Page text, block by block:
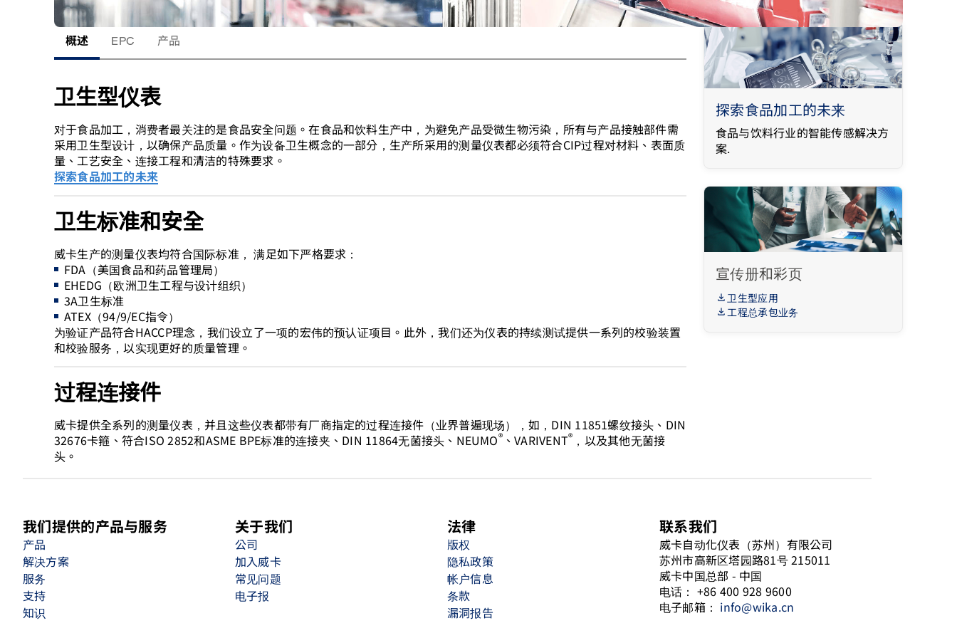
概述 EPC 产品
卫生型仪表
对于食品加工，消费者最关注的是食品安全问题。在食品和饮料生产中，为避免产品受微生物污染，所有与产品接触部件需
采用卫生型设计，以确保产品质量。作为设备卫生概念的一部分，生产所采用的测量仪表都必须符合CIP过程对材料、表面质
量、工艺安全、连接工程和清洁的特殊要求。
探索食品加工的未来
卫生标准和安全
威卡生产的测量仪表均符合国际标准， 满足如下严格要求：
FDA（美国食品和药品管理局）
EHEDG（欧洲卫生工程与设计组织）
3A卫生标准
ATEX（94/9/EC指令）
为验证产品符合HACCP理念，我们设立了一项的宏伟的预认证项目。此外，我们还为仪表的持续测试提供一系列的校验装置
和校验服务，以实现更好的质量管理。
过程连接件
威卡提供全系列的测量仪表，并且这些仪表都带有厂商指定的过程连接件（业界普遍现场），如，DIN 11851螺纹接头、DIN
32676卡箍、符合ISO 2852和ASME BPE标准的连接夹、DIN 11864无菌接头、NEUMO®、VARIVENT® ，以及其他无菌接
头。
探索食品加工的未来
食品与饮料行业的智能传感解决方
案.
宣传册和彩页
卫生型应用
工程总承包业务
我们提供的产品与服务
产品
解决方案
服务
支持
知识
关于我们
公司
加入威卡
常见问题
电子报
法律
版权
隐私政策
帐户信息
条款
漏洞报告
联系我们
威卡自动化仪表（苏州）有限公司
苏州市高新区塔园路81号 215011
威卡中国总部 - 中国
电话： +86 400 928 9600
电子邮箱： info@wika.cn